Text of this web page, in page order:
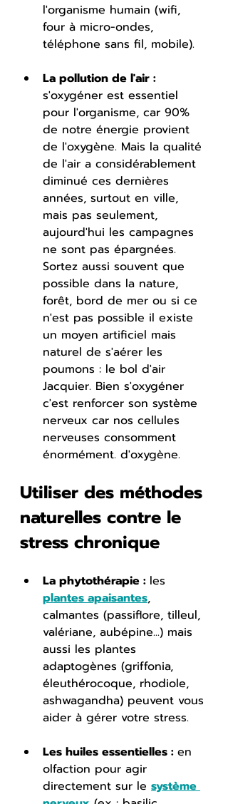
l'organisme humain (wifi,
four à micro-ondes,
téléphone sans fil, mobile).
La pollution de l'air :
s'oxygéner est essentiel
pour l'organisme, car 90%
de notre énergie provient
de l'oxygène. Mais la qualité
de l'air a considérablement
diminué ces dernières
années, surtout en ville,
mais pas seulement,
aujourd'hui les campagnes
ne sont pas épargnées.
Sortez aussi souvent que
possible dans la nature,
forêt, bord de mer ou si ce
n'est pas possible il existe
un moyen artificiel mais
naturel de s'aérer les
poumons : le bol d'air
Jacquier. Bien s'oxygéner
c'est renforcer son système
nerveux car nos cellules
nerveuses consomment
énormément. d'oxygène.
Utiliser des méthodes
naturelles contre le
stress chronique
La phytothérapie : les
plantes apaisantes,
calmantes (passiflore, tilleul,
valériane, aubépine...) mais
aussi les plantes
adaptogènes (griffonia,
éleuthérocoque, rhodiole,
ashwagandha) peuvent vous
aider à gérer votre stress.
Les huiles essentielles : en
olfaction pour agir
directement sur le système